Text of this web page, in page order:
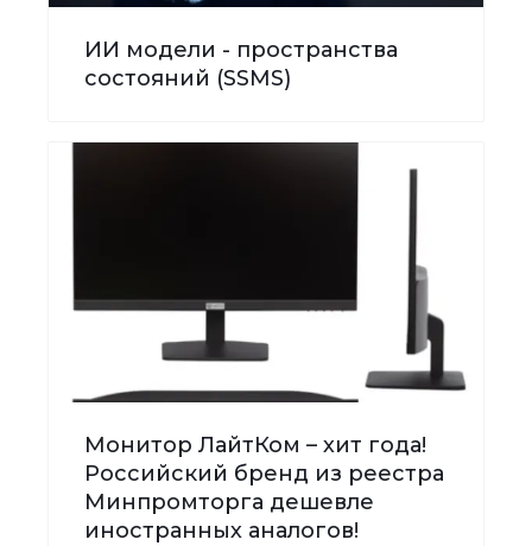
ИИ модели - пространства
состояний (SSMS)
Монитор ЛайтКом – хит года!
Российский бренд из реестра
Минпромторга дешевле
иностранных аналогов!